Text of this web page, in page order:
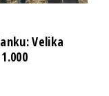
Velika